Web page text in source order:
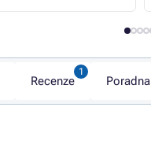
Recenze Poradna